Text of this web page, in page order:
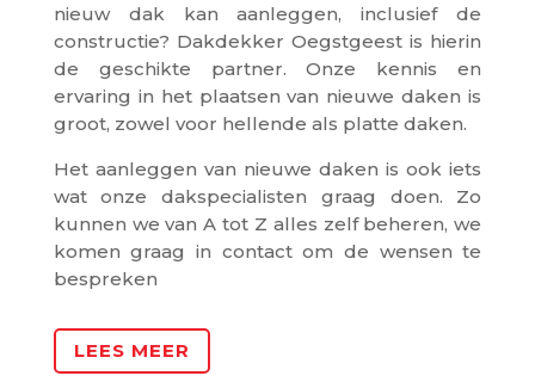
nieuw dak kan aanleggen, inclusief de
constructie? Dakdekker Oegstgeest is hierin
de geschikte partner. Onze kennis en
ervaring in het plaatsen van nieuwe daken is
groot, zowel voor hellende als platte daken.
Het aanleggen van nieuwe daken is ook iets
wat onze dakspecialisten graag doen. Zo
kunnen we van A tot Z alles zelf beheren, we
komen graag in contact om de wensen te
bespreken
LEES MEER